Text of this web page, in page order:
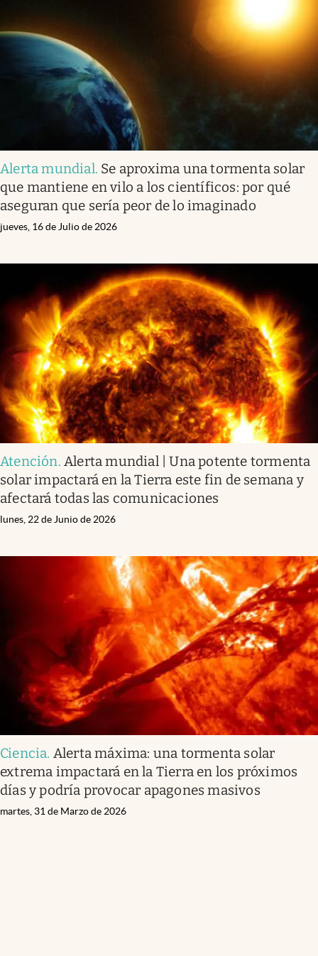
Clase
Mundial 2026
Eventos Corporativos
Mediakit
abre en nueva pestaña
Argentina
Alerta mundial. Se aproxima una tormenta solar
que mantiene en vilo a los científicos: por qué
aseguran que sería peor de lo imaginado
jueves, 16 de Julio de 2026
Atención. Alerta mundial | Una potente tormenta
solar impactará en la Tierra este fin de semana y
afectará todas las comunicaciones
lunes, 22 de Junio de 2026
Ciencia. Alerta máxima: una tormenta solar
extrema impactará en la Tierra en los próximos
días y podría provocar apagones masivos
martes, 31 de Marzo de 2026